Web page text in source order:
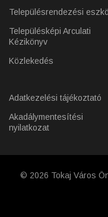
Településrendezési
Településképi Arculati
Kézikönyv
Közlekedés
Adatkezelési tájékoztató
Akadálymentesítési
nyilatkozat
© 2026 Tokaj Város